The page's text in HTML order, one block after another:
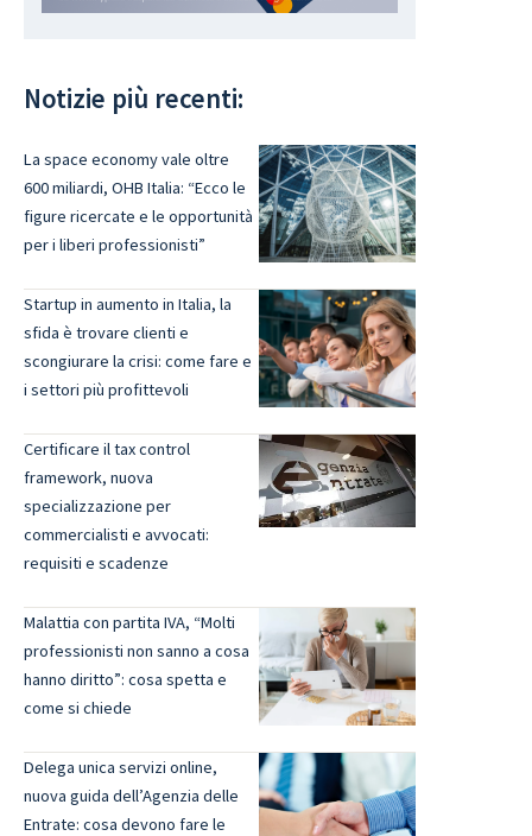
Notizie più recenti:
La space economy vale oltre
600 miliardi, OHB Italia: “Ecco le
figure ricercate e le opportunità
per i liberi professionisti”
Startup in aumento in Italia, la
sfida è trovare clienti e
scongiurare la crisi: come fare e
i settori più profittevoli
Certificare il tax control
framework, nuova
specializzazione per
commercialisti e avvocati:
requisiti e scadenze
Malattia con partita IVA, “Molti
professionisti non sanno a cosa
hanno diritto”: cosa spetta e
come si chiede
Delega unica servizi online,
nuova guida dell’Agenzia delle
Entrate: cosa devono fare le